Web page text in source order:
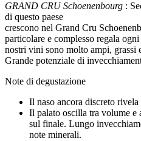
GRAND CRU Schoenenbourg :
di questo paese
crescono nel Grand Cru
particolare e complesso regala
nostri vini sono molto ampi, grassi
Grande potenziale di
Note di degustazione
Il naso ancora discreto
Il palato oscilla tra volume e
sul finale. Lungo
note minerali.